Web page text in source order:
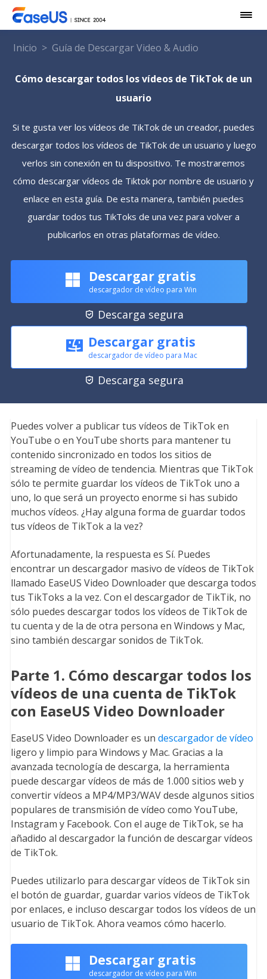
Inicio > Guía de Descargar Video & Audio
Cómo descargar todos los vídeos de TikTok de un
usuario
Si te gusta ver los vídeos de TikTok de un creador, puedes
descargar todos los vídeos de TikTok de un usuario y luego
verlos sin conexión en tu dispositivo. Te mostraremos
cómo descargar vídeos de Tiktok por nombre de usuario y
enlace en esta guía. De esta manera, también puedes
guardar todos tus TikToks de una vez para volver a
publicarlos en otras plataformas de vídeo.
Descargar gratis
descargador de vídeo para Win
 Descarga segura
Descargar gratis
descargador de vídeo para Mac
 Descarga segura
Puedes volver a publicar tus vídeos de TikTok en
YouTube o en YouTube shorts para mantener tu
contenido sincronizado en todos los sitios de
streaming de vídeo de tendencia. Mientras que TikTok
sólo te permite guardar los vídeos de TikTok uno a
uno, lo que será un proyecto enorme si has subido
muchos vídeos. ¿Hay alguna forma de guardar todos
tus vídeos de TikTok a la vez?
Afortunadamente, la respuesta es Sí. Puedes
encontrar un descargador masivo de vídeos de TikTok
llamado EaseUS Video Downloader que descarga todos
tus TikToks a la vez. Con el descargador de TikTik, no
sólo puedes descargar todos los vídeos de TikTok de
tu cuenta y de la de otra persona en Windows y Mac,
sino también descargar sonidos de TikTok.
Parte 1. Cómo descargar todos los
vídeos de una cuenta de TikTok
con EaseUS Video Downloader
EaseUS Video Downloader es un descargador de vídeo
ligero y limpio para Windows y Mac. Gracias a la
avanzada tecnología de descarga, la herramienta
puede descargar vídeos de más de 1.000 sitios web y
convertir vídeos a MP4/MP3/WAV desde algunos sitios
populares de transmisión de vídeo como YouTube,
Instagram y Facebook. Con el auge de TikTok, se ha
añadido al descargador la función de descargar vídeos
de TikTok.
Puedes utilizarlo para descargar vídeos de TikTok sin
el botón de guardar, guardar varios vídeos de TikTok
por enlaces, e incluso descargar todos los vídeos de un
usuario de TikTok. Ahora veamos cómo hacerlo.
Descargar gratis
descargador de vídeo para Win